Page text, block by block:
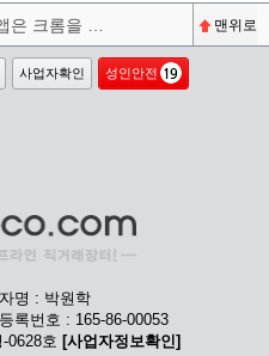
맨위로
사업자확인 성인안전
명 : 박원학
록번호 : 165-86-00053
0628호 [사업자정보확인]